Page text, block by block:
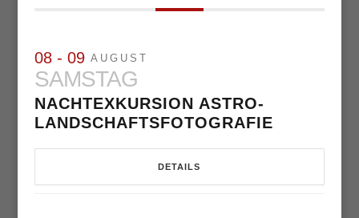
08 - 09 AUGUST
SAMSTAG
NACHTEXKURSION ASTRO-
LANDSCHAFTSFOTOGRAFIE
DETAILS